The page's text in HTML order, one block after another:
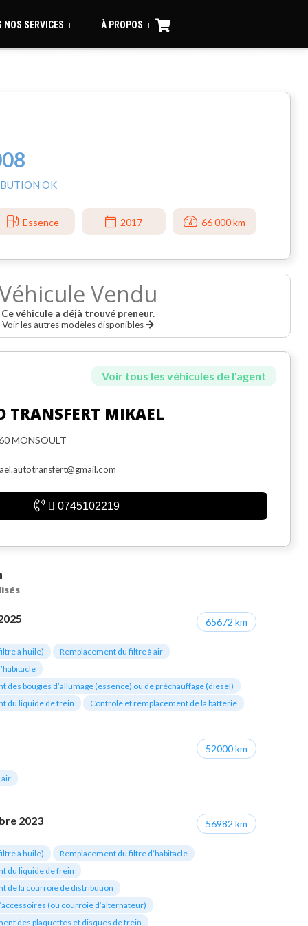
+
NOS SERVICES +
À PROPOS
OK
Essence 2017 66 000 km
Vendu
Ce véhicule a déjà trouvé preneur.
Voir les autres modèles disponibles
Voir tous les véhicules de l'agent
TRANSFERT MIKAEL
MONSOULT
0745102219
à huile)
Remplacement du filtre à air
des bougies d’allumage (essence) ou de préchauffage (diesel)
du liquide de frein
Contrôle et remplacement de la batterie
65672 km
air
52000 km
2023
à huile)
Remplacement du filtre d’habitacle
du liquide de frein
de la courroie de distribution
(ou courroie d’alternateur)
des plaquettes et disques de frein
56982 km